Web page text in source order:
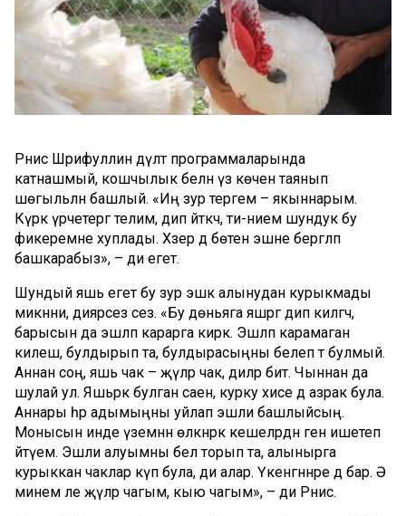
Рәнис Шәрифуллин дәүләт программаларында
катнашмый, кошчылык белән үз көченә таянып
шөгыльләнә башлый. «Иң зур терәгем – якыннарым.
Күркә үрчетергә телим, дип әйткәч, әти-әнием шундук бу
фикеремне хуплады. Хәзер дә бөтен эшне бергәләп
башкарабыз», – ди егет.
Шундый яшь егет бу зур эшкә алынудан курыкмады
микәнни, диярсез сез. «Бу дөньяга яшәргә дип килгәч,
барысын да эшләп карарга кирәк. Эшләп карамаган
килеш, булдырып та, булдырасыңны белеп тә булмый.
Аннан соң, яшь чак – җүләр чак, диләр бит. Чыннан да
шулай ул. Яшьрәк булган саен, курку хисе дә азрак була.
Аннары һәр адымыңны уйлап эшли башлыйсың.
Монысын инде үземнән өлкәнрәк кешеләрдән генә ишетеп
әйтүем. Эшли алуымны белә торып та, алынырга
курыккан чаклар күп була, ди алар. Үкенгәннәре дә бар. Ә
минем әле җүләр чагым, кыю чагым», – ди Рәнис.